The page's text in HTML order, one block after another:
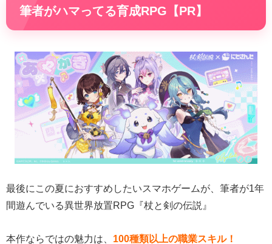
筆者がハマってる育成RPG【PR】
最後にこの夏におすすめしたいスマホゲームが、筆者が1年
間遊んでいる異世界放置RPG『杖と剣の伝説』
本作ならではの魅力は、 100種類以上の職業スキル！